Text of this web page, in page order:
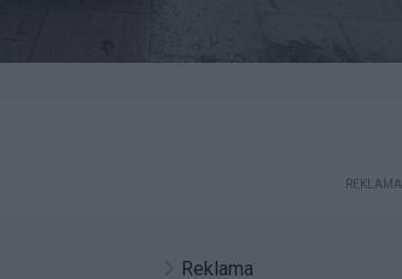
REKLAMA
Reklama